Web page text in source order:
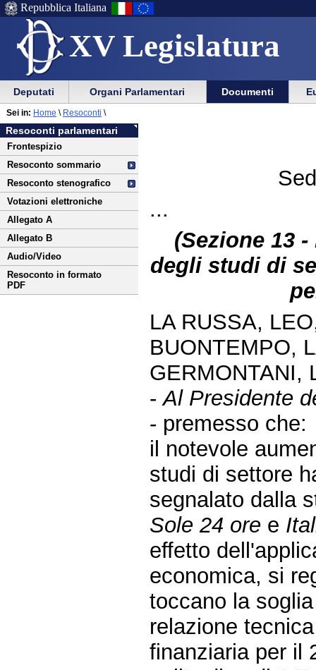
XV Legislatura
Menu
di
ausilio
alla
navigazione
Vai
Menu
di
navigazione
principale
Repubblica Italiana
Menu
di
navigazione
principale
Vai
menu
di
sezione
Deputati Organi Parlamentari Documenti
Vai
al
contenuto
Resoconti parlamentari
Frontespizio
Resoconto sommario
Resoconto stenografico
Votazioni elettroniche
Allegato A
Allegato B
Audio/Video
Resoconto in formato
PDF
Sei in: Home \ Resoconti \
...
(Sezione 13
degli studi di
LA RUSSA,
BUONTEMPO,
GERMONTANI,
-Al Presidente
- premesso che:
il notevole
studi di settore
segnalato dalla
Sole 24 ore e
effetto
economica, si
toccano la
relazione
finanziaria per il